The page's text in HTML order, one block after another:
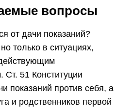
вопросы
от дачи показаний?
только в ситуациях,
Ст. 51 Конституции
показаний против себя, а
и родственников первой